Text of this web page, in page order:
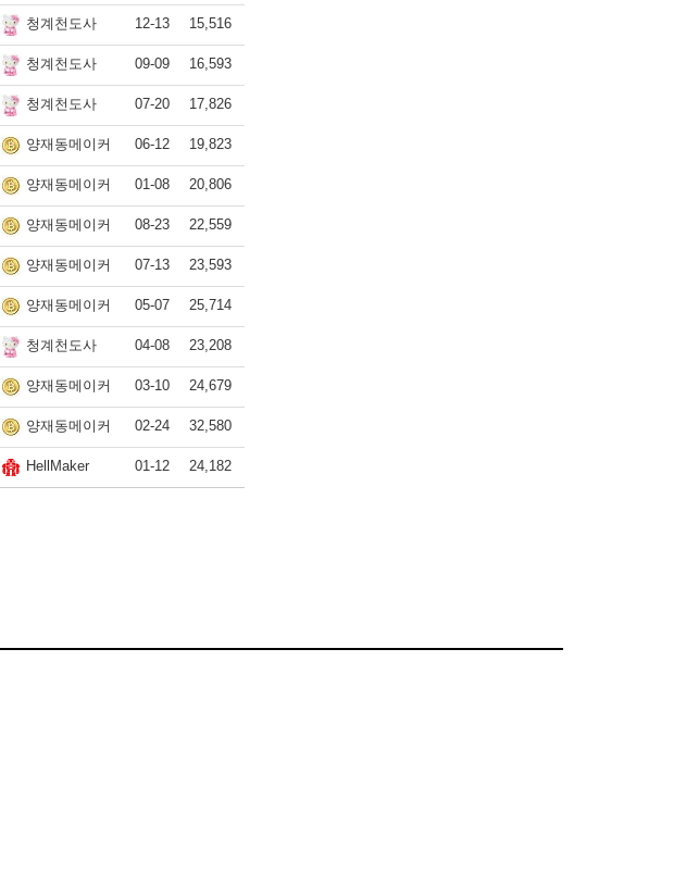
청계천도사 12-13 15,516
청계천도사 09-09 16,593
청계천도사 07-20 17,826
양재동메이커 06-12 19,823
양재동메이커 01-08 20,806
양재동메이커 08-23 22,559
양재동메이커 07-13 23,593
양재동메이커 05-07 25,714
청계천도사 04-08 23,208
양재동메이커 03-10 24,679
양재동메이커 02-24 32,580
HellMaker 01-12 24,182